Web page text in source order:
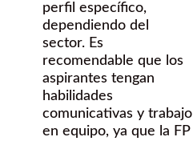
perfil específico,
dependiendo del
sector. Es
recomendable que los
aspirantes tengan
habilidades
comunicativas y trabajo
en equipo, ya que la FP